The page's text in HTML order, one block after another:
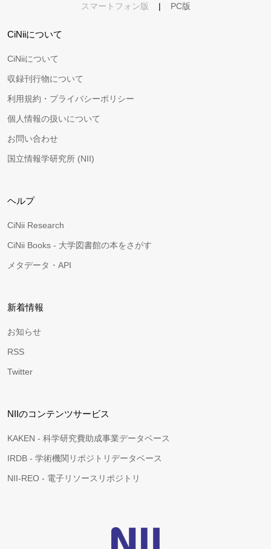
スマートフォン版 | PC版
CiNiiについて
CiNiiについて
収録刊行物について
利用規約・プライバシーポリシー
個人情報の扱いについて
お問い合わせ
国立情報学研究所 (NII)
ヘルプ
CiNii Research
CiNii Books - 大学図書館の本をさがす
メタデータ・API
新着情報
お知らせ
RSS
Twitter
NIIのコンテンツサービス
KAKEN - 科学研究費助成事業データベース
IRDB - 学術機関リポジトリデータベース
NII-REO - 電子リソースリポジトリ